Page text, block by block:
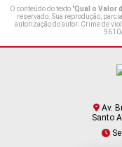
O conteúdo do texto "Qual o Valor
reservado. Sua reprodução,
autorização do autor. Crime de
Av.
Santo